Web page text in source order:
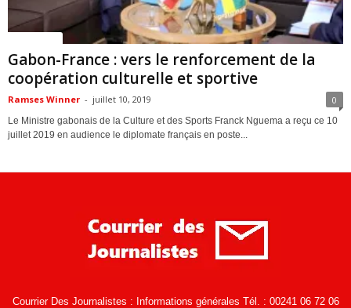
Gabon-France : vers le renforcement de la
coopération culturelle et sportive
Ramses Winner - juillet 10, 2019 0
Le Ministre gabonais de la Culture et des Sports Franck Nguema a reçu ce 10
juillet 2019 en audience le diplomate français en poste...
Courrier Des Journalistes : Informations générales Tél. : 00241 06 72 06